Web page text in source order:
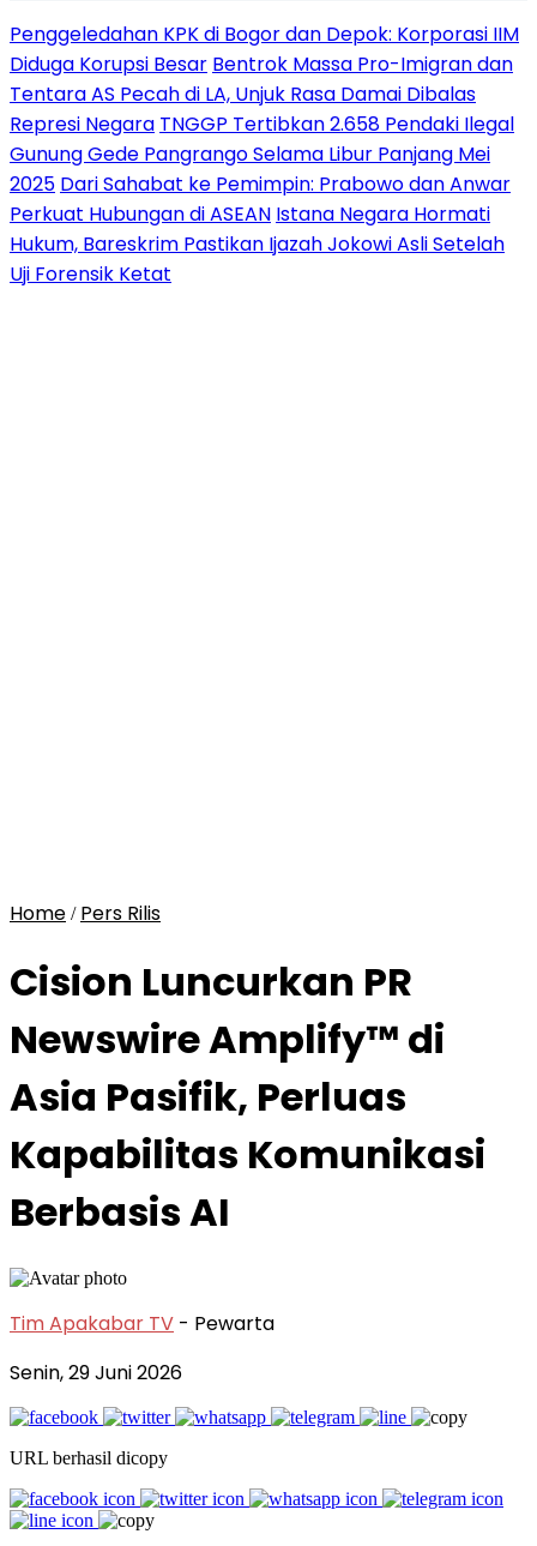
Penggeledahan KPK di Bogor dan Depok: Korporasi IIM
Diduga Korupsi Besar Bentrok Massa Pro-Imigran dan
Tentara AS Pecah di LA, Unjuk Rasa Damai Dibalas
Represi Negara TNGGP Tertibkan 2.658 Pendaki Ilegal
Gunung Gede Pangrango Selama Libur Panjang Mei
2025 Dari Sahabat ke Pemimpin: Prabowo dan Anwar
Perkuat Hubungan di ASEAN Istana Negara Hormati
Hukum, Bareskrim Pastikan Ijazah Jokowi Asli Setelah
Uji Forensik Ketat
Home / Pers Rilis
Cision Luncurkan PR
Newswire Amplify™ di
Asia Pasifik, Perluas
Kapabilitas Komunikasi
Berbasis AI
Tim Apakabar TV - Pewarta
Senin, 29 Juni 2026
URL berhasil dicopy